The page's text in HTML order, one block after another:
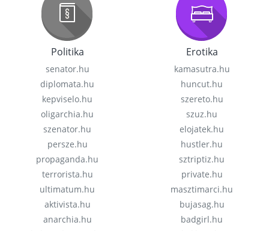
Politika
senator.hu
diplomata.hu
kepviselo.hu
oligarchia.hu
szenator.hu
persze.hu
propaganda.hu
terrorista.hu
ultimatum.hu
aktivista.hu
anarchia.hu
Erotika
kamasutra.hu
huncut.hu
szereto.hu
szuz.hu
elojatek.hu
hustler.hu
sztriptiz.hu
private.hu
masztimarci.hu
bujasag.hu
badgirl.hu